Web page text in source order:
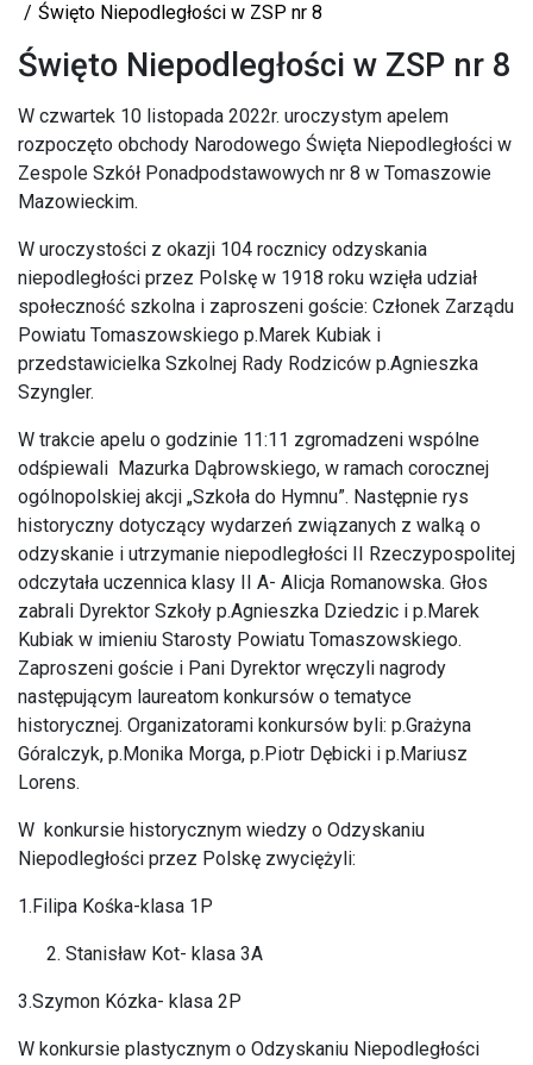
Święto Niepodległości w ZSP nr 8
Święto Niepodległości w ZSP nr 8
W czwartek 10 listopada 2022r. uroczystym apelem
rozpoczęto obchody Narodowego Święta Niepodległości w
Zespole Szkół Ponadpodstawowych nr 8 w Tomaszowie
Mazowieckim.
W uroczystości z okazji 104 rocznicy odzyskania
niepodległości przez Polskę w 1918 roku wzięła udział
społeczność szkolna i zaproszeni goście: Członek Zarządu
Powiatu Tomaszowskiego p.Marek Kubiak i
przedstawicielka Szkolnej Rady Rodziców p.Agnieszka
Szyngler.
W trakcie apelu o godzinie 11:11 zgromadzeni wspólne
odśpiewali Mazurka Dąbrowskiego, w ramach corocznej
ogólnopolskiej akcji „Szkoła do Hymnu”. Następnie rys
historyczny dotyczący wydarzeń związanych z walką o
odzyskanie i utrzymanie niepodległości II Rzeczypospolitej
odczytała uczennica klasy II A- Alicja Romanowska. Głos
zabrali Dyrektor Szkoły p.Agnieszka Dziedzic i p.Marek
Kubiak w imieniu Starosty Powiatu Tomaszowskiego.
Zaproszeni goście i Pani Dyrektor wręczyli nagrody
następującym laureatom konkursów o tematyce
historycznej. Organizatorami konkursów byli: p.Grażyna
Góralczyk, p.Monika Morga, p.Piotr Dębicki i p.Mariusz
Lorens.
W konkursie historycznym wiedzy o Odzyskaniu
Niepodległości przez Polskę zwyciężyli:
1.Filipa Kośka-klasa 1P
Stanisław Kot- klasa 3A
3.Szymon Kózka- klasa 2P
W konkursie plastycznym o Odzyskaniu Niepodległości